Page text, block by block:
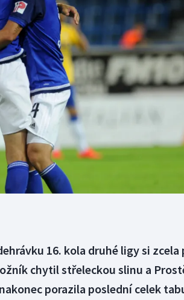
Moderní pětiboj
Motorsport
Olympijské hry
Parasport
Plážový volejbal
16. kola druhé ligy si
chytil střeleckou slinu a
porazila poslední celek